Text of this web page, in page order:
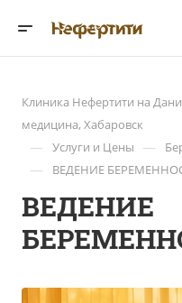
Клиника Нефертити на
медицина, Хабаровск
— Услуги и Цены —
— ВЕДЕНИЕ
ВЕДЕНИЕ